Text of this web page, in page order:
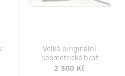
Velká oiriginální
geometrická brož
2 300 Kč